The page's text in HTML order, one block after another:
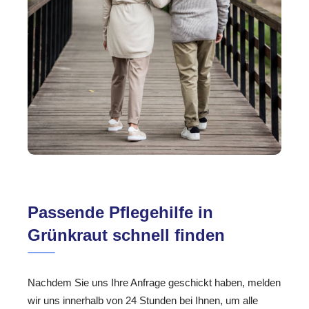
Passende Pflegehilfe in
Grünkraut schnell finden
Nachdem Sie uns Ihre Anfrage geschickt haben, melden
wir uns innerhalb von 24 Stunden bei Ihnen, um alle